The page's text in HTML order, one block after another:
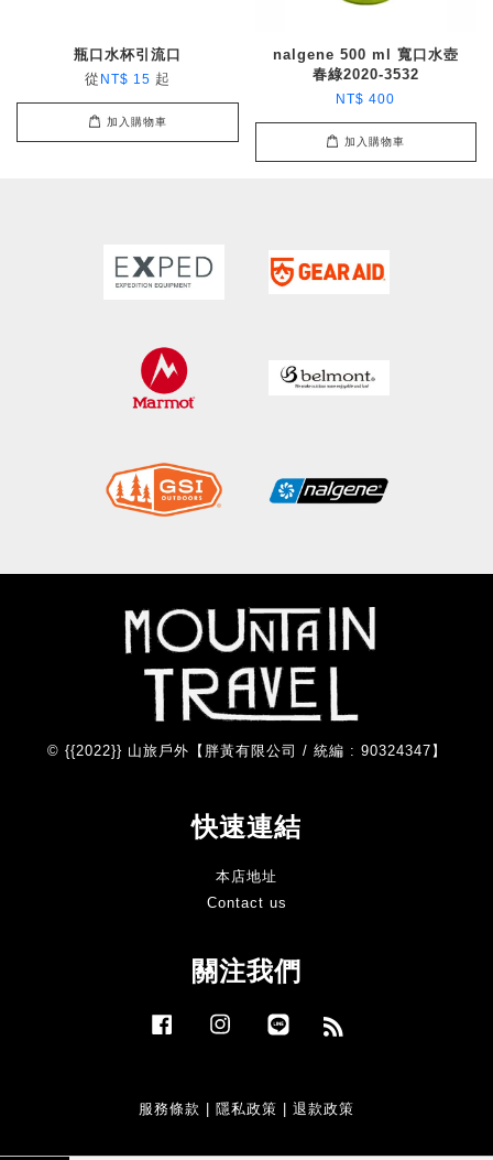
瓶口水杯引流口
從 NT$ 15 起
加入購物車
nalgene 500 ml 寬口水壺
春綠2020-3532
NT$ 400
加入購物車
© {{2022}} 山旅戶外【胖黃有限公司 / 統編 : 90324347】
快速連結
本店地址
Contact us
關注我們
Facebook InstagramLine
服務條款 隱私政策 退款政策